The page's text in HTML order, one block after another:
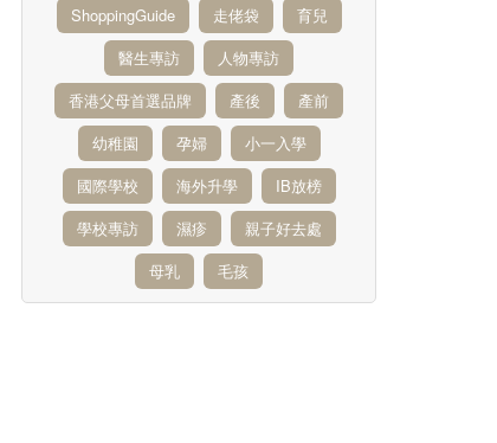
ShoppingGuide
走佬袋
育兒
醫生專訪
人物專訪
香港父母首選品牌
產後
產前
幼稚園
孕婦
小一入學
國際學校
海外升學
IB放榜
學校專訪
濕疹
親子好去處
母乳
毛孩